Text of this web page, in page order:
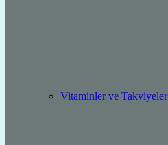
Vitaminler ve Takviyeler